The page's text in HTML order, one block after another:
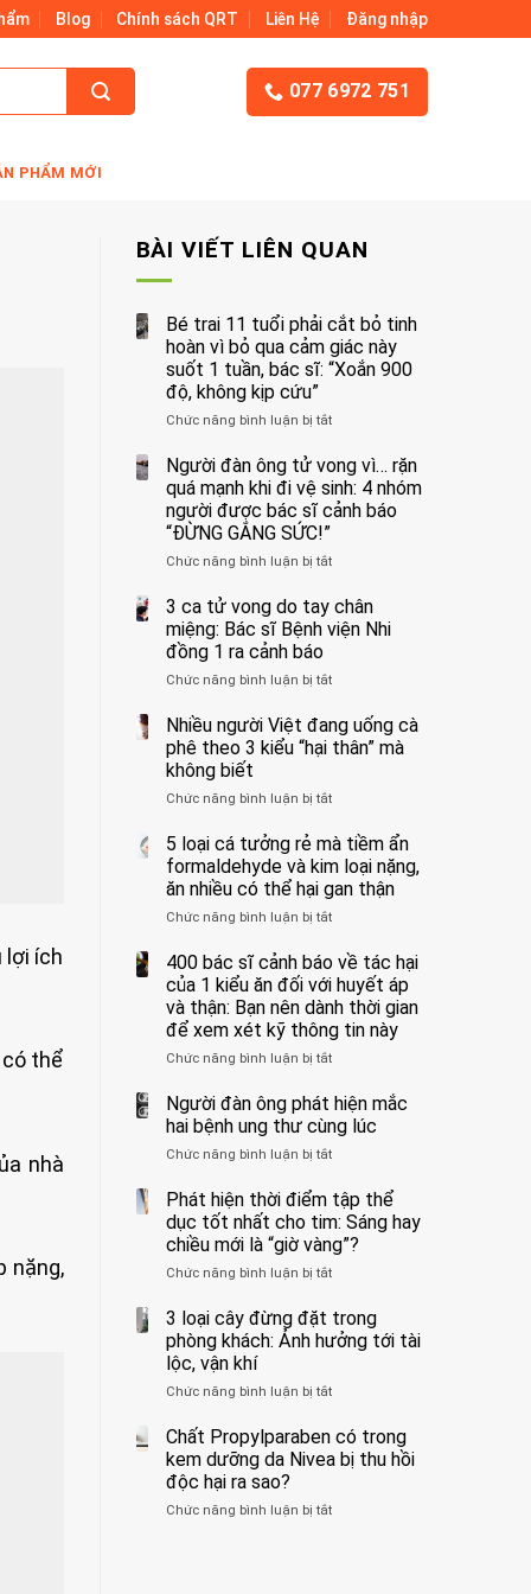
Blog Chính sách QRT Liên Hệ Đăng nhập
077 6972 751
PHẨM MỚI
lợi ích
thể
nhà
nặng,
BÀI VIẾT LIÊN QUAN
Bé trai 11 tuổi phải cắt bỏ tinh
hoàn vì bỏ qua cảm giác này
suốt 1 tuần, bác sĩ: “Xoắn 900
độ, không kịp cứu”
Chức năng bình luận bị tắtở
trai
11
tuổi
phải
bỏ
hoàn
vì
bỏ
cảm
này
suốt
bác
“Xoắn
900
độ,
không
kịp
Người đàn ông tử vong vì… rặn
quá mạnh khi đi vệ sinh: 4 nhóm
người được bác sĩ cảnh báo
“ĐỪNG GẮNG SỨC!”
Chức năng bình luận bị tắtở
đàn
ông
vì…
quá
mạnh
vệ
4
nhóm
người
được
bác
cảnh
báo
“ĐỪNG
GẮNG
SỨC!”
3 ca tử vong do tay chân
miệng: Bác sĩ Bệnh viện Nhi
đồng 1 ra cảnh báo
Chức năng bình luận bị tắtở
ca
tử
tay
miệng:
Bác
Bệnh
viện
đồng
1
ra
cảnh
báo
Nhiều người Việt đang uống cà
phê theo 3 kiểu “hại thân” mà
không biết
Chức năng bình luận bị tắtở
người
Việt
đang
uống
cà
theo
3
kiểu
“hại
thân”
mà
biết
5 loại cá tưởng rẻ mà tiềm ẩn
formaldehyde và kim loại nặng,
ăn nhiều có thể hại gan thận
Chức năng bình luận bị tắtở
loại
cá
tưởng
rẻ
mà
tiềm
formaldehyde
kim
loại
ăn
nhiều
có
thể
hại
thận
400 bác sĩ cảnh báo về tác hại
của 1 kiểu ăn đối với huyết áp
và thận: Bạn nên dành thời gian
để xem xét kỹ thông tin này
Chức năng bình luận bị tắtở
bác
cảnh
báo
tác
hại
của
1
kiểu
đối
với
và
Bạn
nên
Người đàn ông phát hiện mắc
hai bệnh ung thư cùng lúc
Chức năng bình luận bị tắtở
đàn
ông
phát
hiện
mắc
bệnh
ung
lúc
Phát hiện thời điểm tập thể
dục tốt nhất cho tim: Sáng hay
chiều mới là “giờ vàng”?
Chức năng bình luận bị tắtở
hiện
thời
điểm
thể
tốt
nhất
cho
Sáng
3 loại cây đừng đặt trong
phòng khách: Ảnh hưởng tới tài
lộc, vận khí
Chức năng bình luận bị tắtở
loại
cây
đừng
trong
Chất Propylparaben có trong
kem dưỡng da Nivea bị thu hồi
độc hại ra sao?
Chức năng bình luận bị tắtở